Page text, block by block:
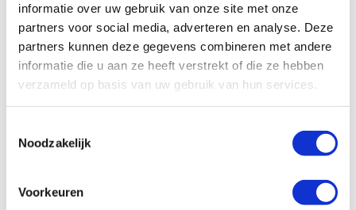
informatie over uw gebruik van onze site met onze
partners voor social media, adverteren en analyse. Deze
partners kunnen deze gegevens combineren met andere
informatie die u aan ze heeft verstrekt of die ze hebben
verzameld op basis van uw gebruik van hun services.
Noodzakelijk
Voorkeuren
Naast de certificering moeten ketels die een te hoog
percentage koolmonoxide uitstoten, uitgeschakeld en
gemeld worden. Er is sprake van een onveilige situatie
wanneer de concentratie boven de 20ppm wordt gemeten
in de opstellingsruimte. Wanneer dit onder de 5 ppm is,
mag de installatie pas weer in gebruik genomen worden.
verbandingsgassen ligt de drempel op 400 ppm in een
gesloten toestel en 200ppm bij een open toestel met